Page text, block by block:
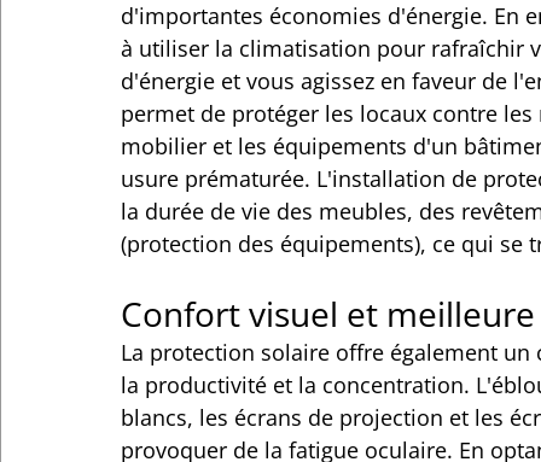
d'importantes économies d'énergie. En
à utiliser la climatisation pour rafraîchir
d'énergie et vous agissez en faveur de
permet de protéger les locaux contre
mobilier et les équipements d'un
usure prématurée. L'installation de
la durée de vie des meubles, des
(protection des équipements), ce qui se
Confort visuel et
La protection solaire offre également
la productivité et la concentration.
blancs, les écrans de projection et les
provoquer de la fatigue oculaire. En